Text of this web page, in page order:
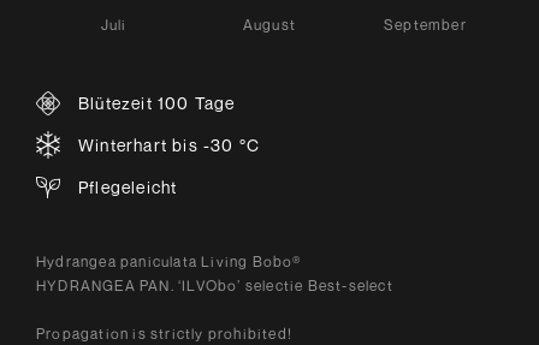
Juli August September
Blütezeit 100 Tage
Winterhart bis -30 °C
Pflegeleicht
Hydrangea paniculata Living Bobo®
HYDRANGEA PAN. ‘ILVObo’ selectie Best-select
Propagation is strictly prohibited!